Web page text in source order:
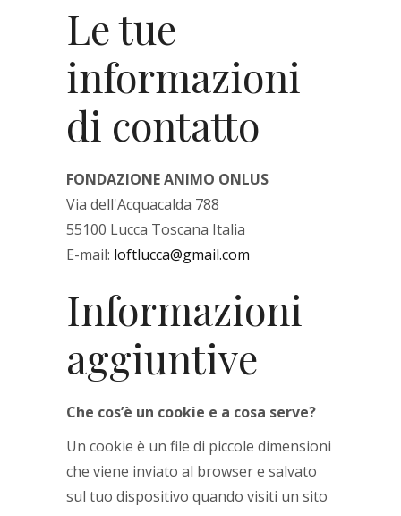
Le tue
informazioni
di contatto
FONDAZIONE ANIMO ONLUS
Via dell'Acquacalda 788
55100 Lucca Toscana Italia
E-mail: loftlucca@gmail.com
Informazioni
aggiuntive
Che cos’è un cookie e a cosa serve?
Un cookie è un file di piccole dimensioni
che viene inviato al browser e salvato
sul tuo dispositivo quando visiti un sito